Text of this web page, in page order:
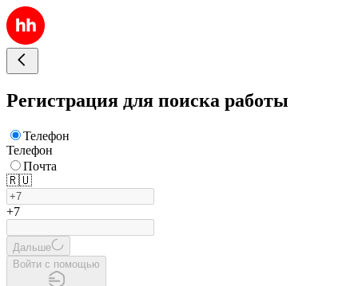
Регистрация для поиска работы
Телефон
Телефон
Почта
🇷🇺
+7
Дальше
Войти с помощью